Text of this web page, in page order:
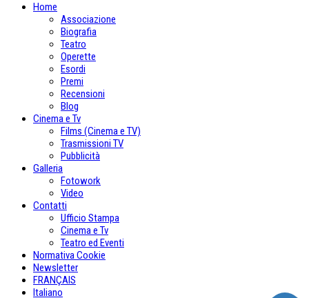
Home
Associazione
Biografia
Teatro
Operette
Esordi
Premi
Recensioni
Blog
Cinema e Tv
Films (Cinema e TV)
Trasmissioni TV
Pubblicità
Galleria
Fotowork
Video
Contatti
Ufficio Stampa
Cinema e Tv
Teatro ed Eventi
Normativa Cookie
Newsletter
FRANÇAIS
Italiano